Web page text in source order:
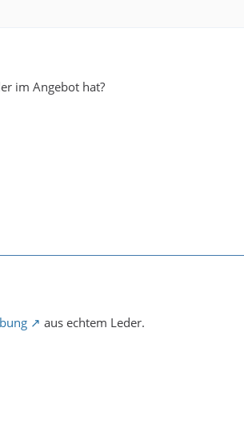
im Angebot hat?
aus echtem Leder.